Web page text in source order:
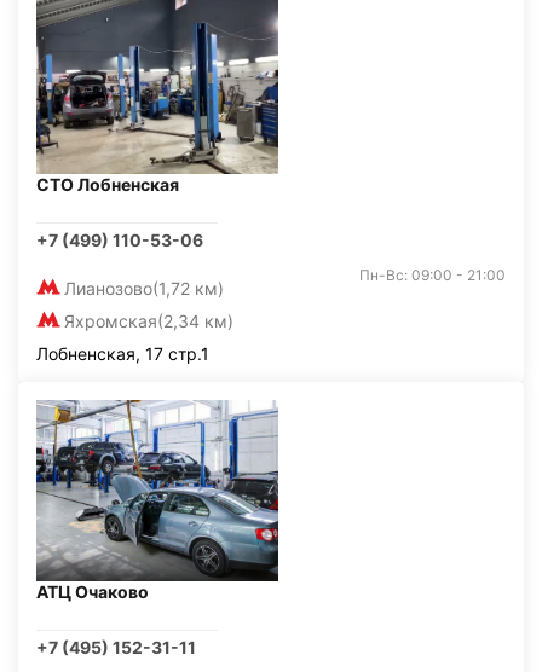
СТО Лобненская
+7 (499) 110-53-06
Лианозово(1,72 км)
Яхромская(2,34 км)
Пн-Вс: 09:00 - 21:00
Лобненская, 17 стр.1
АТЦ Очаково
+7 (495) 152-31-11